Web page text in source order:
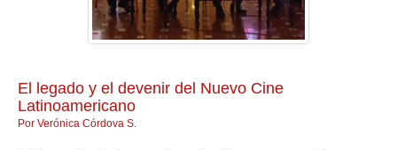
GALERIA
El legado y el devenir del Nuevo Cine
Latinoamericano
Por Verónica Córdova S.